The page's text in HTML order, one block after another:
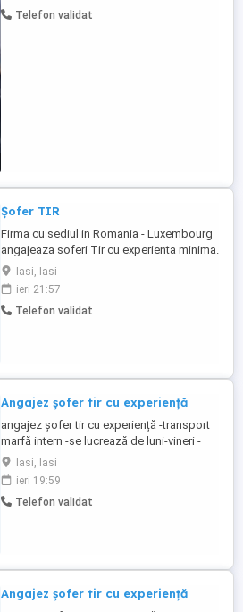
Program stabil și planificare din timp
Telefon validat
Șofer TIR
Firma cu sediul in Romania - Luxembourg
angajeaza soferi Tir cu experienta minima.
Se ofera salarizare la nivel de UE.
Camioane de ultimă generație. Salariul
lunar este aproximativ 3200-3500 în
funcție de activitate. Mai multe relatii la
Iasi, Iasi
ieri 21:57
Telefon validat
Angajez șofer tir cu experiență
angajez șofer tir cu experiență -transport
marfă intern -se lucrează de luni-vineri -
weekendul liber Pentru mai multe detalii
746118611
Iasi, Iasi
ieri 19:59
Telefon validat
Angajez șofer tir cu experiență